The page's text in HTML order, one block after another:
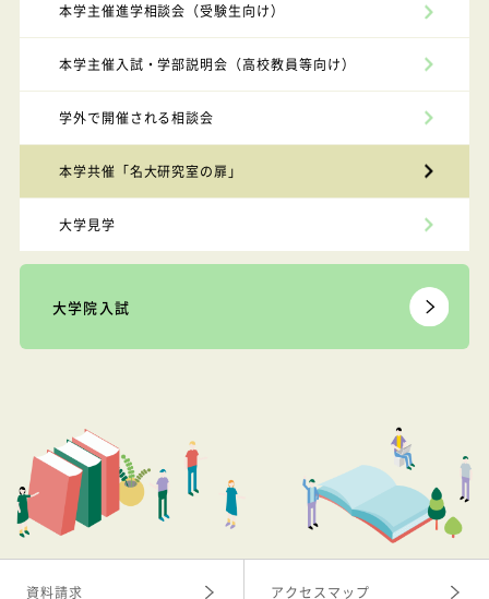
本学主催進学相談会（受験生向け）
本学主催入試・学部説明会（高校教員等向け）
学外で開催される相談会
本学共催「名大研究室の扉」
大学見学
大学院入試
資料請求 アクセスマップ